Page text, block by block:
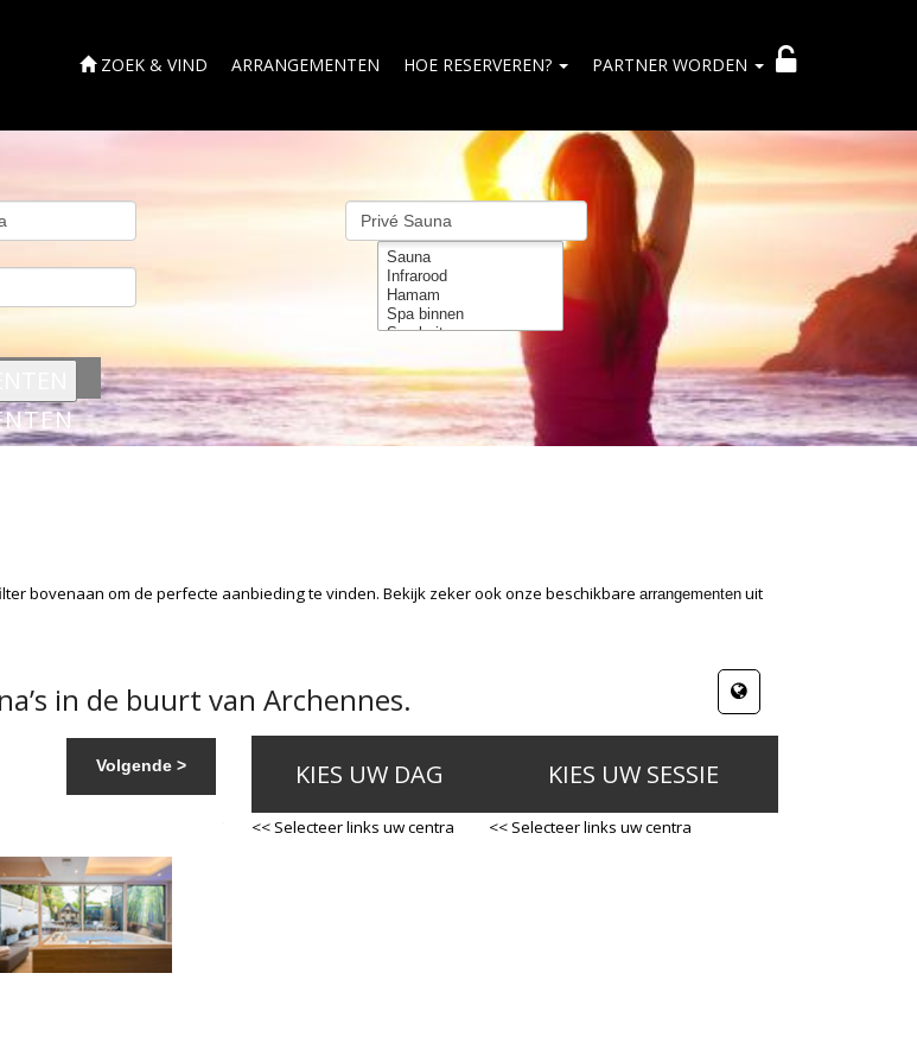
ZOEK & VIND ARRANGEMENTEN HOE RESERVEREN? PARTNER WORDEN
bovenaan om de perfecte aanbieding te vinden. Bekijk zeker ook onze beschikbare arrangementen uit
in de buurt van Archennes.
Volgende > KIES UW DAG
<< Selecteer links uw centra
KIES UW SESSIE
<< Selecteer links uw centra